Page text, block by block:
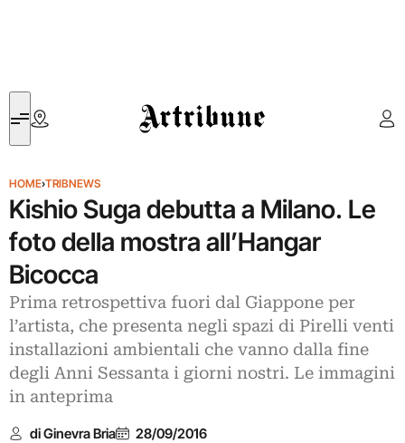
Artribune
HOME›TRIBNEWS
Kishio Suga debutta a Milano. Le
foto della mostra all’Hangar
Bicocca
Prima retrospettiva fuori dal Giappone per
l’artista, che presenta negli spazi di Pirelli venti
installazioni ambientali che vanno dalla fine
degli Anni Sessanta i giorni nostri. Le immagini
in anteprima
di Ginevra Bria 28/09/2016